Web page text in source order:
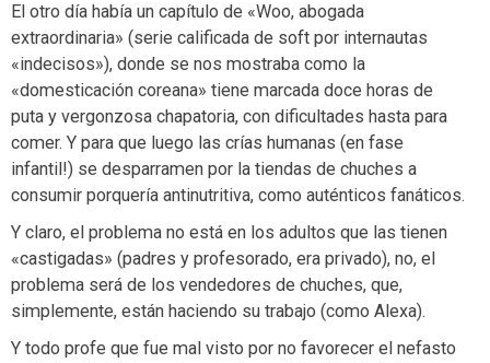
El otro día había un capítulo de «Woo, abogada
extraordinaria» (serie calificada de soft por internautas
«indecisos»), donde se nos mostraba como la
«domesticación coreana» tiene marcada doce horas de
puta y vergonzosa chapatoria, con dificultades hasta para
comer. Y para que luego las crías humanas (en fase
infantil!) se desparramen por la tiendas de chuches a
consumir porquería antinutritiva, como auténticos fanáticos.
Y claro, el problema no está en los adultos que las tienen
«castigadas» (padres y profesorado, era privado), no, el
problema será de los vendedores de chuches, que,
simplemente, están haciendo su trabajo (como Alexa).
Y todo profe que fue mal visto por no favorecer el nefasto